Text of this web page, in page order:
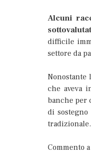
Alcuni
difficile
settore da
Nonostante
che aveva
banche per
di
tradizionale.
Commento